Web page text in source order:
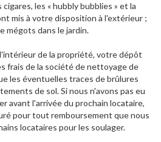
les « hubbly bubblies » et la
mis à votre disposition à l'extérieur ;
mégots dans le jardin.
de la propriété, votre dépôt
frais de la société de nettoyage de
les éventuelles traces de brûlures
de sol. Si nous n'avons pas eu
avant l'arrivée du prochain locataire,
pour tout remboursement que nous
locataires pour les soulager.